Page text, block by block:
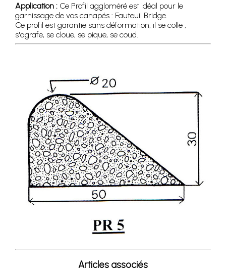
Application : Ce Profil aggloméré est idéal pour le
garnissage de vos canapés : Fauteuil Bridge.
Ce profil est garantie sans déformation, il se colle ,
s'agrafe, se cloue, se pique, se coud.
Articles associés